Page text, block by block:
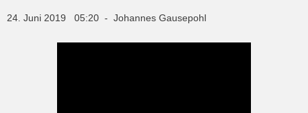
24. Juni 2019 05:20 - Johannes Gausepohl